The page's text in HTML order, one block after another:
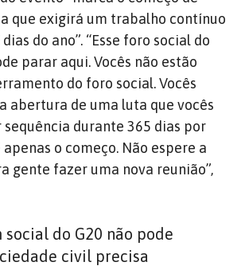
que exigirá um trabalho contínuo
do ano”. “Esse foro social do
parar aqui. Vocês não estão
do foro social. Vocês
abertura de uma luta que vocês
durante 365 dias por
apenas o começo. Não espere a
gente fazer uma nova reunião”,
social do G20 não pode
civil precisa